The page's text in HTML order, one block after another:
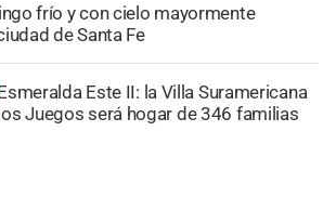
frío y con cielo mayormente
de Santa Fe
Este II: la Villa Suramericana
Juegos será hogar de 346 familias